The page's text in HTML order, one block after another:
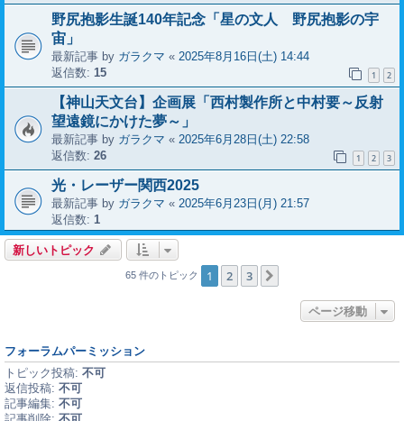
野尻抱影生誕140年記念「星の文人 野尻抱影の宇
宙」
最新記事 by ガラクマ « 2025年8月16日(土) 14:44
返信数: 15 1 2
【神山天文台】企画展「西村製作所と中村要～反射
望遠鏡にかけた夢～」
最新記事 by ガラクマ « 2025年6月28日(土) 22:58
返信数: 26 1 2 3
光・レーザー関西2025
最新記事 by ガラクマ « 2025年6月23日(月) 21:57
返信数: 1
新しいトピック
65 件のトピック 1 2 3
ページ移動
フォーラムパーミッション
トピック投稿: 不可
返信投稿: 不可
記事編集: 不可